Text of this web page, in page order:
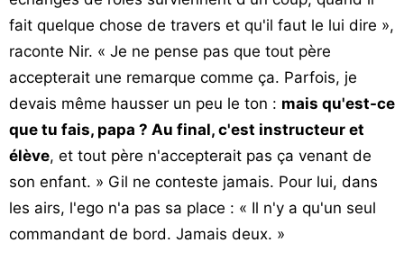
fait quelque chose de travers et qu'il faut le lui dire »,
raconte Nir. « Je ne pense pas que tout père
accepterait une remarque comme ça. Parfois, je
devais même hausser un peu le ton : mais qu'est-ce
que tu fais, papa ? Au final, c'est instructeur et
élève, et tout père n'accepterait pas ça venant de
son enfant. » Gil ne conteste jamais. Pour lui, dans
les airs, l'ego n'a pas sa place : « Il n'y a qu'un seul
commandant de bord. Jamais deux. »